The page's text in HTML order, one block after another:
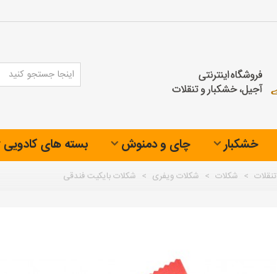
خشکبار چای و دمنوش بسته های کادویی
تنقلات > شکلات > شکلات ویفری > شکلات بایکیت فندقی